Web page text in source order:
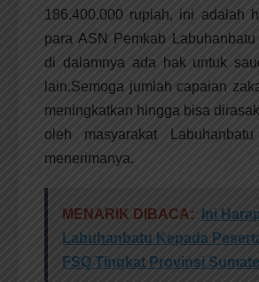
186.400.000 rupiah, ini adalah
para ASN Pemkab
di dalamnya ada hak untuk
lain.Semoga jumlah capaian
meningkatkan hingga bisa
oleh masyarakat
menerimanya.
MENARIK DIBACA:
Ini
Labuhanbatu Kepada
FSQ Tingkat Provinsi